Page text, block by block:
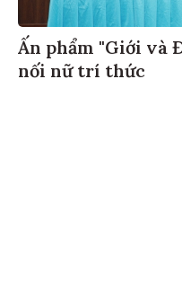
Ấn phẩm "Giới và
nối nữ trí thức